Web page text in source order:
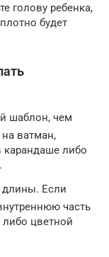
голову ребенка,
будет
шаблон, чем
ватман,
карандаше либо
Если
часть
цветной